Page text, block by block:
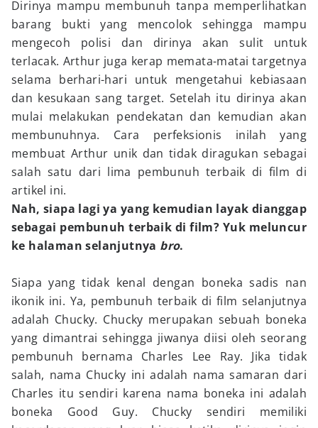
Dirinya mampu membunuh tanpa memperlihatkan
barang bukti yang mencolok sehingga mampu
mengecoh polisi dan dirinya akan sulit untuk
terlacak. Arthur juga kerap memata-matai targetnya
selama berhari-hari untuk mengetahui kebiasaan
dan kesukaan sang target. Setelah itu dirinya akan
mulai melakukan pendekatan dan kemudian akan
membunuhnya. Cara perfeksionis inilah yang
membuat Arthur unik dan tidak diragukan sebagai
salah satu dari lima pembunuh terbaik di film di
artikel ini.
Nah, siapa lagi ya yang kemudian layak dianggap
sebagai pembunuh terbaik di film? Yuk meluncur
ke halaman selanjutnya bro.
Siapa yang tidak kenal dengan boneka sadis nan
ikonik ini. Ya, pembunuh terbaik di film selanjutnya
adalah Chucky. Chucky merupakan sebuah boneka
yang dimantrai sehingga jiwanya diisi oleh seorang
pembunuh bernama Charles Lee Ray. Jika tidak
salah, nama Chucky ini adalah nama samaran dari
Charles itu sendiri karena nama boneka ini adalah
boneka Good Guy. Chucky sendiri memiliki